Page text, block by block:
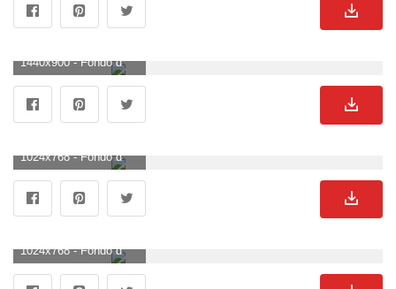
1440x900 - Fondo de pantalla de 1440x900. Fondo para computadora de truenos.
1024x768 - Fondo de pantalla de 1024x768. Fondo para computadora de truenos.
1024x768 - Fondo de pantalla de 1024x768. Wallpaper de truenos.